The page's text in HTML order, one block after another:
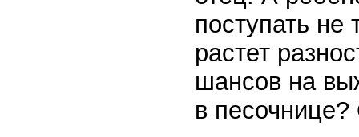
поступать не
растет
шансов на
в